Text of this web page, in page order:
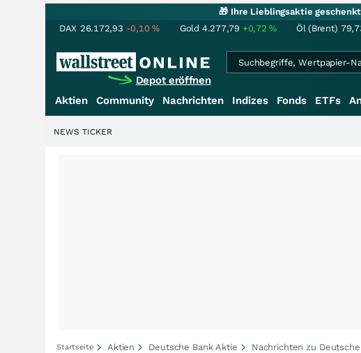
🎁 Ihre Lieblingsaktie
DAX 26.172,93 -0,10% Gold 4.277,79 +0,72% Öl (Brent)
Depot eröffnen
Aktien Community Nachrichten Indizes Fonds ETFs
NEWS TICKER
Startseite Aktien Deutsche Bank Aktie Nachrichten zu Deutsche